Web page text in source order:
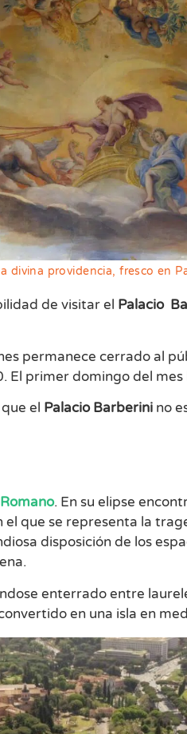
divina providencia, fresco en
de visitar el Palacio
permanece cerrado al
El primer domingo del
el Palacio Barberini no
. En su elipse
el que se representa la
disposición de los
enterrado entre
en una isla en